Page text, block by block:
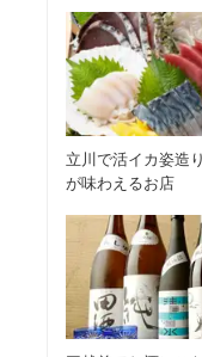
立川で活イカ姿造
が味わえるお店